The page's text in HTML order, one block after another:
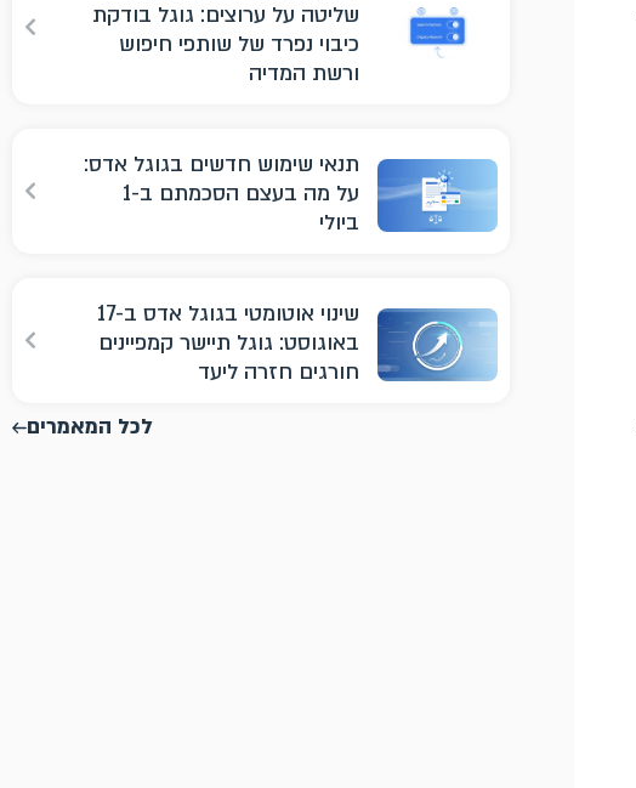
שליטה על ערוצים: גוגל בודקת
כיבוי נפרד של שותפי חיפוש
ורשת המדיה
תנאי שימוש חדשים בגוגל אדס:
על מה בעצם הסכמתם ב-1
ביולי
שינוי אוטומטי בגוגל אדס ב-17
באוגוסט: גוגל תיישר קמפיינים
חורגים חזרה ליעד
לכל המאמרים